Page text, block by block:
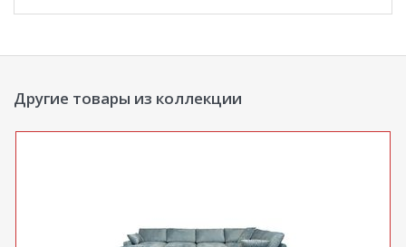
Другие товары из коллекции